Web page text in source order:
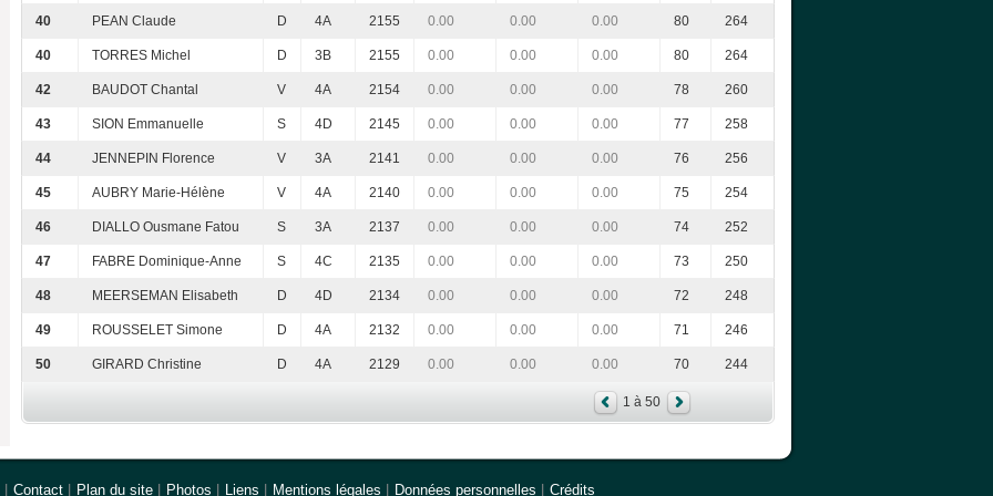
40 PEAN Claude D 4A 2155 0.00 0.00 0.00 80 264
40 TORRES Michel D 3B 2155 0.00 0.00 0.00 80 264
42 BAUDOT Chantal V 4A 2154 0.00 0.00 0.00 78 260
43 SION Emmanuelle S 4D 2145 0.00 0.00 0.00 77 258
44 JENNEPIN Florence V 3A 2141 0.00 0.00 0.00 76 256
45 AUBRY Marie-Hélène V 4A 2140 0.00 0.00 0.00 75 254
46 DIALLO Ousmane Fatou S 3A 2137 0.00 0.00 0.00 74 252
47 FABRE Dominique-Anne S 4C 2135 0.00 0.00 0.00 73 250
48 MEERSEMAN Elisabeth D 4D 2134 0.00 0.00 0.00 72 248
49 ROUSSELET Simone D 4A 2132 0.00 0.00 0.00 71 246
50 GIRARD Christine D 4A 2129 0.00 0.00 0.00 70 244
1 à 50
Contact Plan du site Photos Liens Mentions légales Données personnelles Crédits